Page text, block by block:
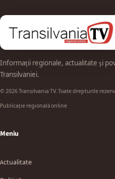
Informații regionale, actualitate și
Transilvaniei.
© 2026 Transilvania TV. Toate drepturile
Publicație regională online
Meniu
Actualitate